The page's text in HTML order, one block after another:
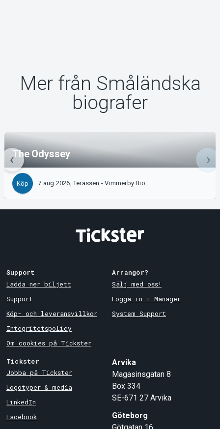
Mer från Småländska
biografer
The Odyssey
Köp 7 aug 2026, Terassen - Vimmerby Bio
Support
Ladda ner biljett
Support
Köp- och leveransvillkor
Integritetspolicy
Om cookies på Tickster
Arrangör?
Sälj med oss!
Logga in i Manager
System Support
Tickster
Jobba på Tickster
Logotyper & media
LinkedIn
Facebook
Arvika
Magasinsgatan 8
Box 334
SE-671 27 Arvika
Göteborg
Götgatan 16